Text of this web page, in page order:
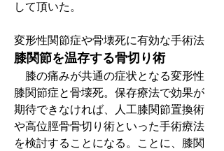
して頂いた。
変形性関節症や骨壊死に有効な手術法
膝関節を温存する骨切り術
膝の痛みが共通の症状となる変形性
膝関節症と骨壊死。保存療法で効果が
期待できなければ、人工膝関節置換術
や高位脛骨骨切り術といった手術療法
を検討することになる。ことに、膝関